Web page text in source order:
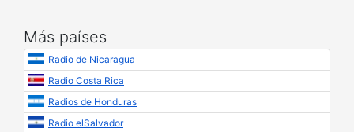
Más países
Radio de Nicaragua
Radio Costa Rica
Radios de Honduras
Radio elSalvador